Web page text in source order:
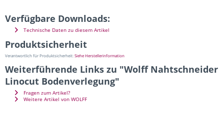
Verfügbare Downloads:
Technische Daten zu diesem Artikel
Produktsicherheit
Verantwortlich für Produktsicherheit:Siehe Herstellerinformation
Weiterführende Links zu "Wolff Nahtschneider
Linocut Bodenverlegung"
Fragen zum Artikel?
Weitere Artikel von WOLFF